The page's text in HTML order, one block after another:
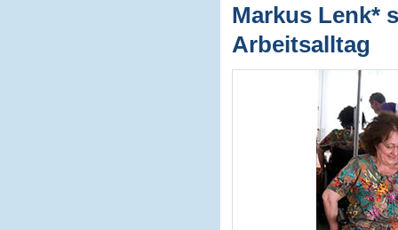
Markus Lenk*
Arbeitsalltag